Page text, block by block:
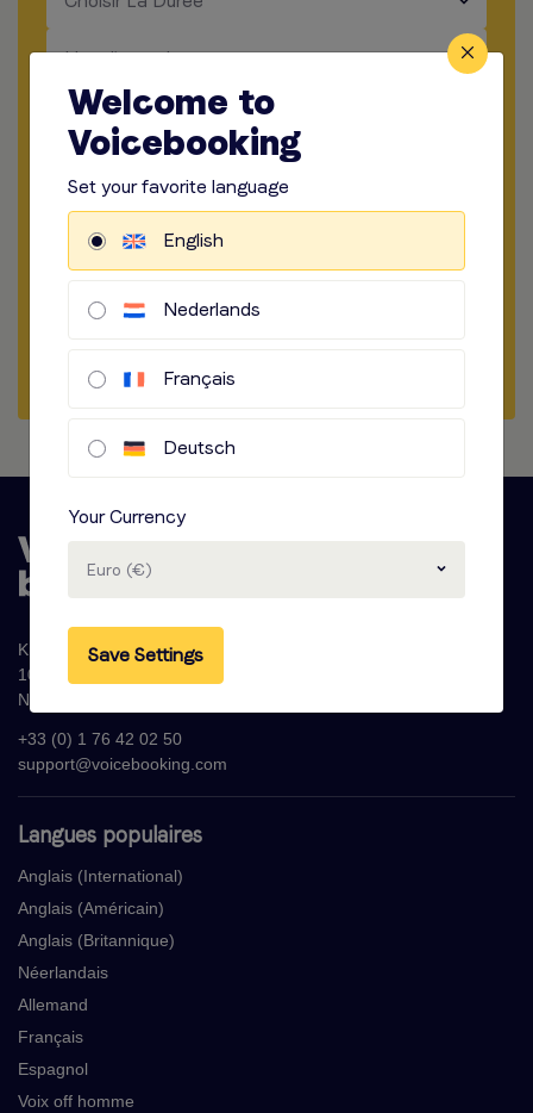
Lieu d'enregistrement
​​​
Manière d'enregistrer
​​​
Démarrer la Commande
Obtenir un échantillon
Langues populaires
Anglais (International)
Anglais (Américain)
Anglais (Britannique)
Néerlandais
Allemand
Français
Espagnol
Voix off homme
Krijn Taconiskade 286
1087 HW Amsterdam
Nederland
+33 (0) 1 76 42 02 50
support@voicebooking.com
Welcome to
Voicebooking
Set your favorite language
English
Nederlands
Français
Deutsch
Your Currency
Euro (€)
Save Settings